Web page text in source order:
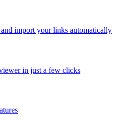
import your links automatically
in just a few clicks